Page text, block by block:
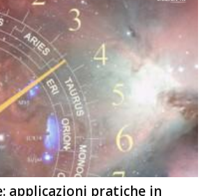
applicazioni pratiche in